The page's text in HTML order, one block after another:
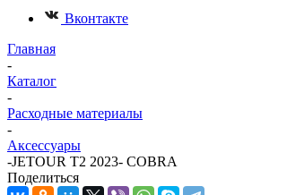
Вконтакте
Главная
-
Каталог
-
Расходные материалы
-
Аксессуары
-JETOUR T2 2023- COBRA
Поделиться